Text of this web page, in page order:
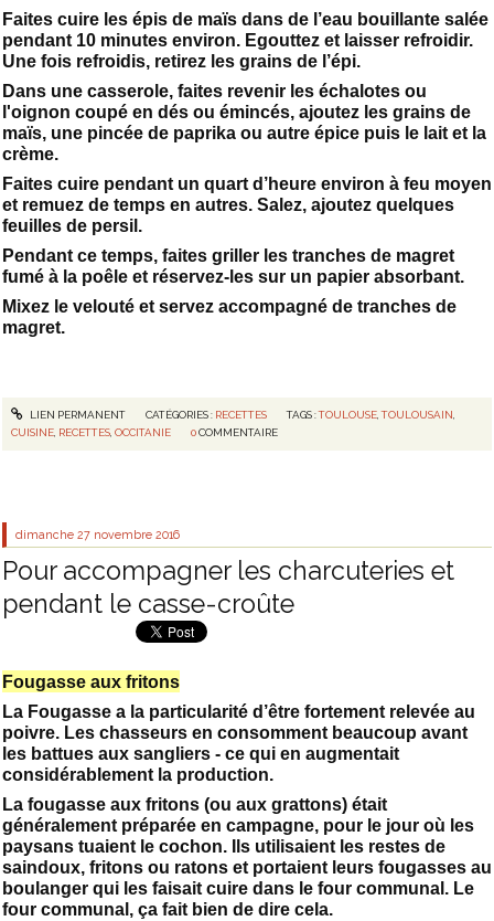
Faites cuire les épis de maïs dans de l’eau bouillante salée
pendant 10 minutes environ. Egouttez et laisser refroidir.
Une fois refroidis, retirez les grains de l’épi.
Dans une casserole, faites revenir les échalotes ou
l'oignon coupé en dés ou émincés, ajoutez les grains de
maïs, une pincée de paprika ou autre épice puis le lait et la
crème.
Faites cuire pendant un quart d’heure environ à feu moyen
et remuez de temps en autres. Salez, ajoutez quelques
feuilles de persil.
Pendant ce temps, faites griller les tranches de magret
fumé à la poêle et réservez-les sur un papier absorbant.
Mixez le velouté et servez accompagné de tranches de
magret.
LIEN PERMANENT CATÉGORIES : RECETTES TAGS :TOULOUSE ,TOULOUSAIN
CUISINE RECETTES ,OCCITANIE 0 COMMENTAIRE
dimanche 27 novembre 2016
Pour accompagner les charcuteries et
pendant le casse-croûte
Fougasse aux fritons
La Fougasse a la particularité d’être fortement relevée au
poivre. Les chasseurs en consomment beaucoup avant
les battues aux sangliers - ce qui en augmentait
considérablement la production.
La fougasse aux fritons (ou aux grattons) était
généralement préparée en campagne, pour le jour où les
paysans tuaient le cochon. Ils utilisaient les restes de
saindoux, fritons ou ratons et portaient leurs fougasses au
boulanger qui les faisait cuire dans le four communal. Le
four communal, ça fait bien de dire cela.